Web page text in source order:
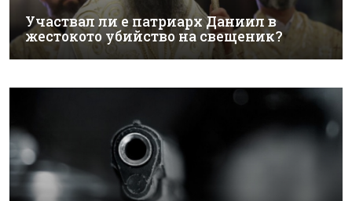
Участвал ли е патриарх Даниил в
жестокото убийство на свещеник?